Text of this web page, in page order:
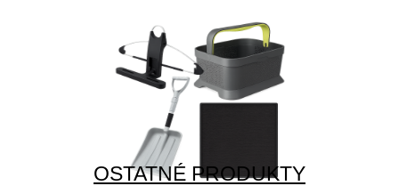
OSTATNÉ PRODUKTY